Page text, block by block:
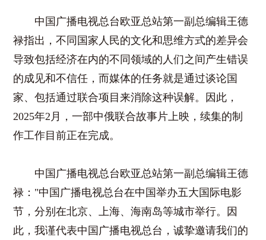
中国广播电视总台欧亚总站第一副总编辑王德
禄指出，不同国家人民的文化和思维方式的差异会
导致包括经济在内的不同领域的人们之间产生错误
的成见和不信任，而媒体的任务就是通过谈论国
家、包括通过联合项目来消除这种误解。因此，
2025年2月，一部中俄联合故事片上映，续集的制
作工作目前正在完成。
中国广播电视总台欧亚总站第一副总编辑王德
禄："中国广播电视总台在中国举办五大国际电影
节，分别在北京、上海、海南岛等城市举行。因
此，我谨代表中国广播电视总台，诚挚邀请我们的